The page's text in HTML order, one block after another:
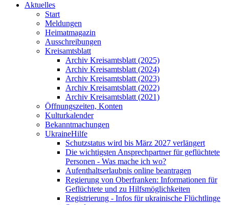
Aktuelles
Start
Meldungen
Heimatmagazin
Ausschreibungen
Kreisamtsblatt
Archiv Kreisamtsblatt (2025)
Archiv Kreisamtsblatt (2024)
Archiv Kreisamtsblatt (2023)
Archiv Kreisamtsblatt (2022)
Archiv Kreisamtsblatt (2021)
Öffnungszeiten, Konten
Kulturkalender
Bekanntmachungen
UkraineHilfe
Schutzstatus wird bis März 2027 verlängert
Die wichtigsten Ansprechpartner für geflüchtete
Personen - Was mache ich wo?
Aufenthaltserlaubnis online beantragen
Regierung von Oberfranken: Informationen für
Geflüchtete und zu Hilfsmöglichkeiten
Registrierung - Infos für ukrainische Flüchtlinge